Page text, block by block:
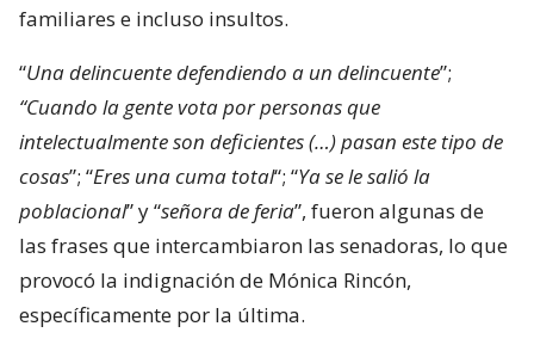
familiares e incluso insultos.
“Una delincuente defendiendo a un delincuente”;
“Cuando la gente vota por personas que
intelectualmente son deficientes (…) pasan este tipo de
cosas”; “Eres una cuma total“; “Ya se le salió la
poblacional” y “señora de feria”, fueron algunas de
las frases que intercambiaron las senadoras, lo que
provocó la indignación de Mónica Rincón,
específicamente por la última.